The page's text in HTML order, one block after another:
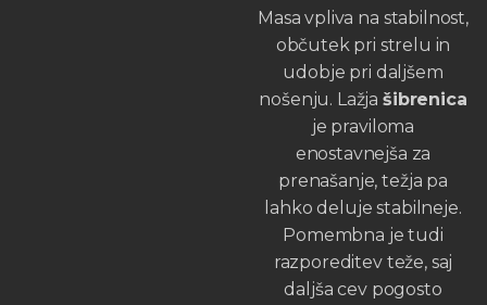
Masa vpliva na stabilnost,
občutek pri strelu in
udobje pri daljšem
nošenju. Lažjašibrenica
je praviloma
enostavnejša za
prenašanje, težja pa
lahko deluje stabilneje.
Pomembna je tudi
razporeditev teže, saj
daljša cev pogosto